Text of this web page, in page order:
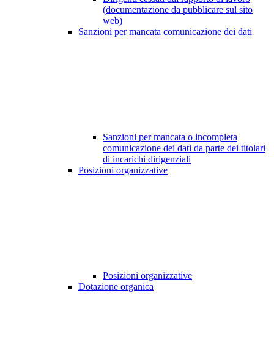
(documentazione da pubblicare sul sito
web)
Sanzioni per mancata comunicazione dei dati
Sanzioni per mancata o incompleta
comunicazione dei dati da parte dei titolari
di incarichi dirigenziali
Posizioni organizzative
Posizioni organizzative
Dotazione organica